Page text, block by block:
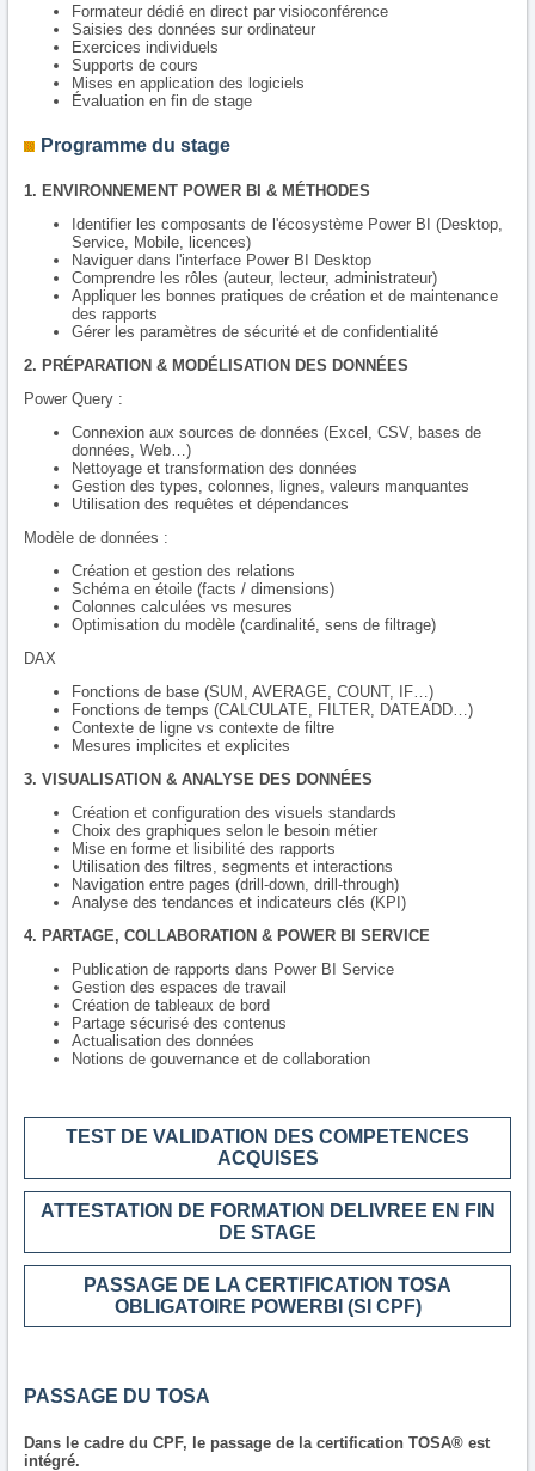
Formateur dédié en direct par visioconférence
Saisies des données sur ordinateur
Exercices individuels
Supports de cours
Mises en application des logiciels
Évaluation en fin de stage
Programme du stage
1. ENVIRONNEMENT POWER BI & MÉTHODES
Identifier les composants de l'écosystème Power BI (Desktop,
Service, Mobile, licences)
Naviguer dans l'interface Power BI Desktop
Comprendre les rôles (auteur, lecteur, administrateur)
Appliquer les bonnes pratiques de création et de maintenance
des rapports
Gérer les paramètres de sécurité et de confidentialité
2. PRÉPARATION & MODÉLISATION DES DONNÉES
Power Query :
Connexion aux sources de données (Excel, CSV, bases de
données, Web…)
Nettoyage et transformation des données
Gestion des types, colonnes, lignes, valeurs manquantes
Utilisation des requêtes et dépendances
Modèle de données :
Création et gestion des relations
Schéma en étoile (facts / dimensions)
Colonnes calculées vs mesures
Optimisation du modèle (cardinalité, sens de filtrage)
DAX
Fonctions de base (SUM, AVERAGE, COUNT, IF…)
Fonctions de temps (CALCULATE, FILTER, DATEADD…)
Contexte de ligne vs contexte de filtre
Mesures implicites et explicites
3. VISUALISATION & ANALYSE DES DONNÉES
Création et configuration des visuels standards
Choix des graphiques selon le besoin métier
Mise en forme et lisibilité des rapports
Utilisation des filtres, segments et interactions
Navigation entre pages (drill-down, drill-through)
Analyse des tendances et indicateurs clés (KPI)
4. PARTAGE, COLLABORATION & POWER BI SERVICE
Publication de rapports dans Power BI Service
Gestion des espaces de travail
Création de tableaux de bord
Partage sécurisé des contenus
Actualisation des données
Notions de gouvernance et de collaboration
TEST DE VALIDATION DES COMPETENCES
ACQUISES
ATTESTATION DE FORMATION DELIVREE EN FIN
DE STAGE
PASSAGE DE LA CERTIFICATION TOSA
OBLIGATOIRE POWERBI (SI CPF)
PASSAGE DU TOSA
Dans le cadre du CPF, le passage de la certification TOSA® est
intégré.